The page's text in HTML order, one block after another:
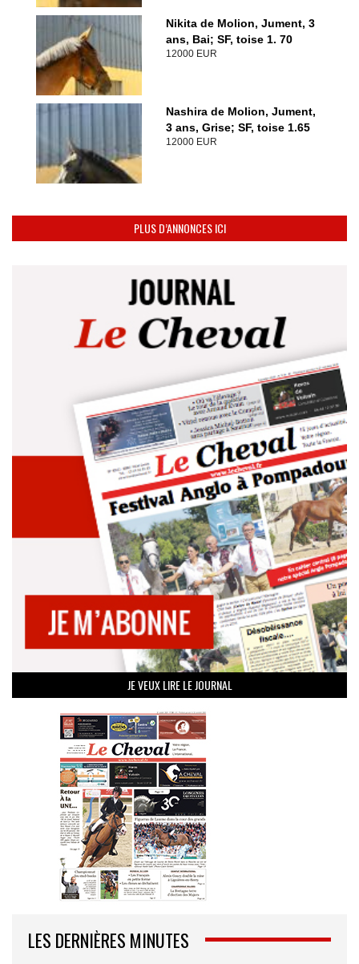
Nikita de Molion, Jument, 3
ans, Bai; SF, toise 1. 70
12000 EUR
Nashira de Molion, Jument,
3 ans, Grise; SF, toise 1.65
12000 EUR
PLUS D’ANNONCES ICI
JE VEUX LIRE LE JOURNAL
LES DERNIÈRES MINUTES